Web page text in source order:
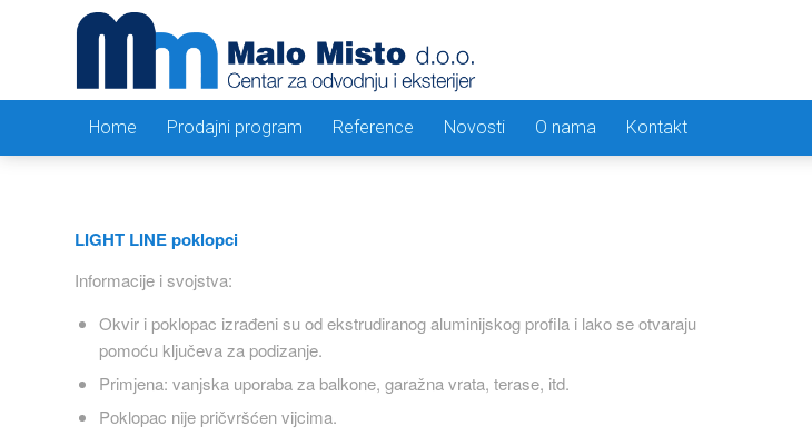
Home Prodajni program Reference Novosti O nama Kontakt
LIGHT LINE poklopci
Informacije i svojstva:
Okvir i poklopac izrađeni su od ekstrudiranog aluminijskog profila i lako se otvaraju
pomoću ključeva za podizanje.
Primjena: vanjska uporaba za balkone, garažna vrata, terase, itd.
Poklopac nije pričvršćen vijcima.